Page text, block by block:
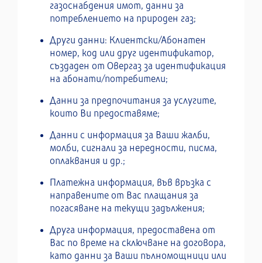
газоснабдения имот, данни за
потреблението на природен газ;
Други данни: Клиентски/Абонатен
номер, код или друг идентификатор,
създаден от Овергаз за идентификация
на абонати/потребители;
Данни за предпочитания за услугите,
които Ви предоставяме;
Данни с информация за Ваши жалби,
молби, сигнали за нередности, писма,
оплаквания и др.;
Платежна информация, във връзка с
направените от Вас плащания за
погасяване на текущи задължения;
Друга информация, предоставена от
Вас по време на сключване на договора,
като данни за Ваши пълномощници или